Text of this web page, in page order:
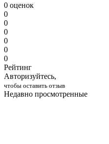
0 оценок
0
0
0
0
0
0
Рейтинг
Авторизуйтесь,
чтобы оставить отзыв
Недавно просмотренные